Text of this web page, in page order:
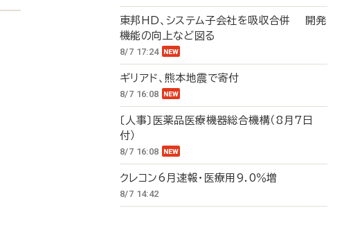
東邦HD、システム子会社を吸収合併 開発
機能の向上など図る
8/7 17:24
ギリアド、熊本地震で寄付
8/7 16:08
〔人事〕医薬品医療機器総合機構（8月7日
付）
8/7 16:08
クレコン6月速報・医療用9.0％増
8/7 14:42